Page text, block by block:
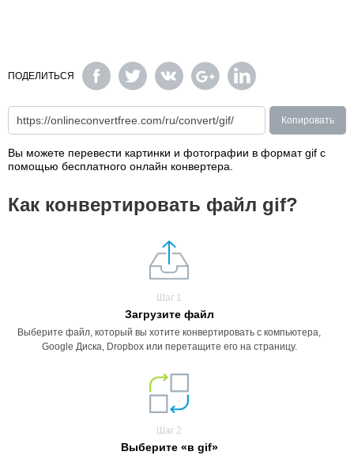
ПОДЕЛИТЬСЯ
Копировать
Вы можете перевести картинки и фотографии в формат gif с
помощью бесплатного онлайн конвертера.
Как конвертировать файл gif?
Шаг 1
Загрузите файл
Выберите файл, который вы хотите конвертировать с компьютера,
Google Диска, Dropbox или перетащите его на страницу.
Шаг 2
Выберите «в gif»